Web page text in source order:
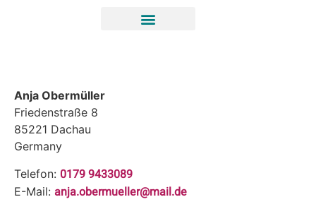
Anja Obermüller
Friedenstraße 8
85221 Dachau
Germany
Telefon: 0179 9433089
E-Mail: anja.obermueller@mail.de